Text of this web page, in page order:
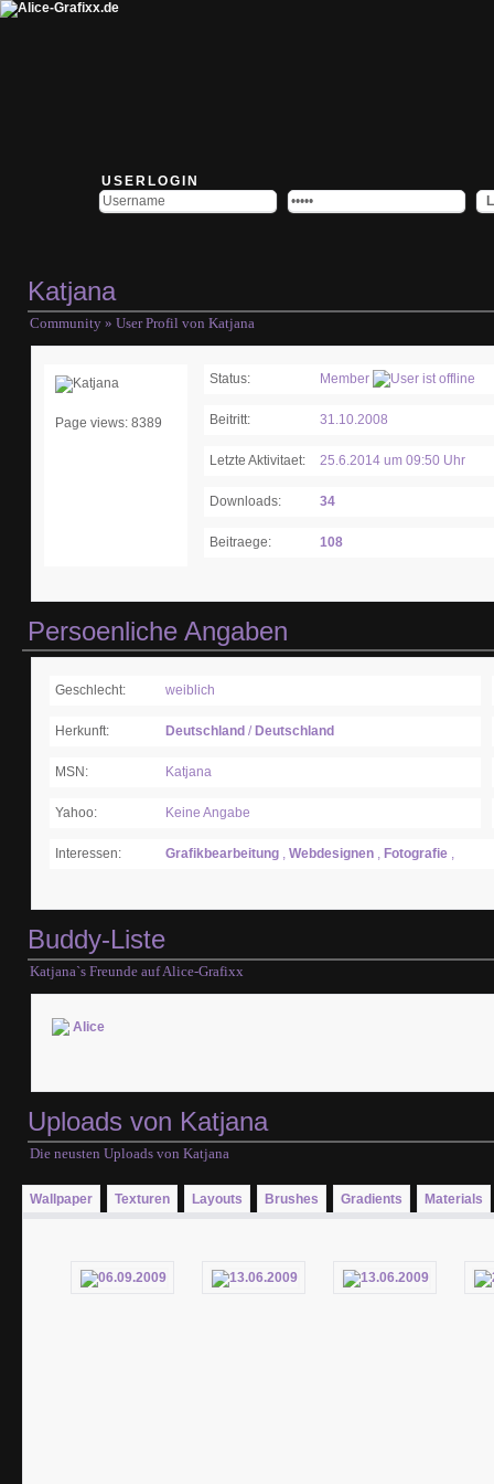
USERLOGIN
Katjana
Community » User Profil von Katjana
Page views: 8389
Status: Member
Beitritt: 31.10.2008
Letzte Aktivitaet: 25.6.2014 um 09:50 Uhr
Downloads: 34
Beitraege: 108
Persoenliche Angaben
Geschlecht: weiblich
Herkunft: Deutschland / Deutschland
MSN: Katjana
Yahoo: Keine Angabe
Interessen: Grafikbearbeitung , Webdesignen , Fotografie ,
Buddy-Liste
Katjana`s Freunde auf Alice-Grafixx
Uploads von Katjana
Die neusten Uploads von Katjana
Wallpaper Texturen Layouts Brushes Gradients Materials